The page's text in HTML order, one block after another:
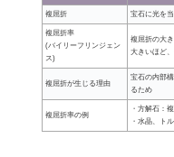
複屈折 宝石に光を
複屈折率
(バイリーフリンジェン
ス)
複屈折の大
大きいほど
複屈折が生じる理由
宝石の内部
るため
複屈折率の例
・方解石：
・水晶、ト